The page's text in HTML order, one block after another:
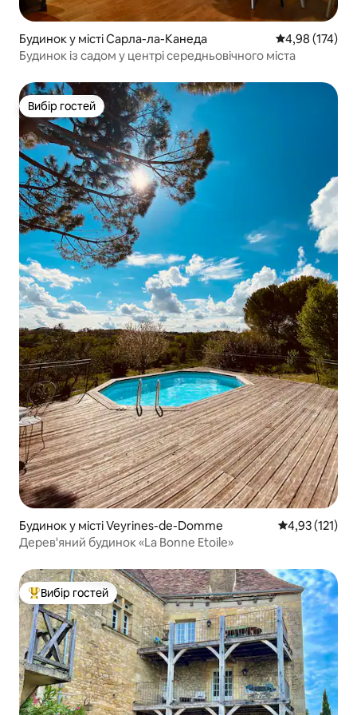
Будинок у місті Сарла-ла-Канеда Середня
4,98 (174)
Будинок із садом у центрі середньовічного міста
Вибір гостей
Вибір гостей
Будинок у місті Veyrines-de-Domme Середня
4,93 (121)
Дерев'яний будинок «La Bonne Etoile»
Топ вибір гостей
Вибір гостей